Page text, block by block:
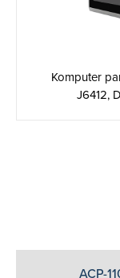
Komputer
J6412,
ACP-